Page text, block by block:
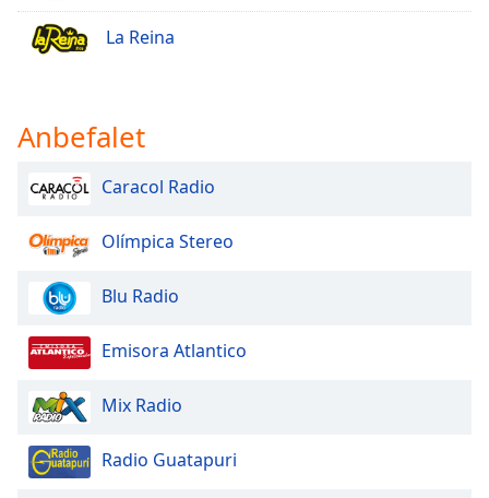
La Reina
Anbefalet
Caracol Radio
Olímpica Stereo
Blu Radio
Emisora Atlantico
Mix Radio
Radio Guatapuri